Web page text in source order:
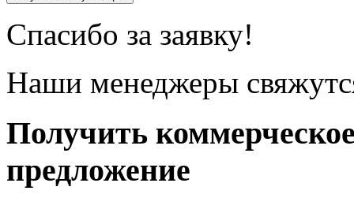
Спасибо за заявку!
Наши менеджеры
Получить
предложение